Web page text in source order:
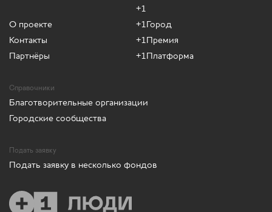
О проекте
Контакты
Партнёры
+1
+1Город
+1Премия
+1Платформа
Справочники
Благотворительные организации
Городские сообщества
Подать заявку
Подать заявку в несколько фондов